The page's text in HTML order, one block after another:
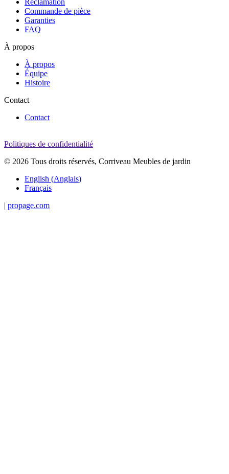
Réclamation
Commande de pièce
Garanties
FAQ
À propos
À propos
Équipe
Histoire
Contact
Contact
Politiques de confidentialité
© 2026 Tous droits réservés, Corriveau Meubles de jardin
English (Anglais)
Français
| propage.com